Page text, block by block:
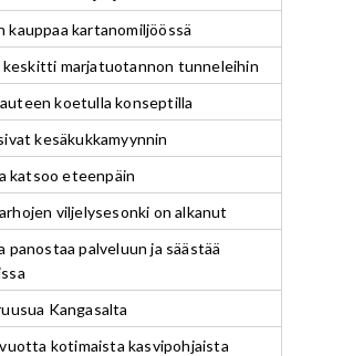
kauppaa kartanomiljöössä
marjatuotannon tunneleihin
koetulla konseptilla
kesäkukkamyynnin
katsoo eteenpäin
viljelysesonki on alkanut
palveluun ja säästää
Kangasalta
kotimaista kasvipohjaista